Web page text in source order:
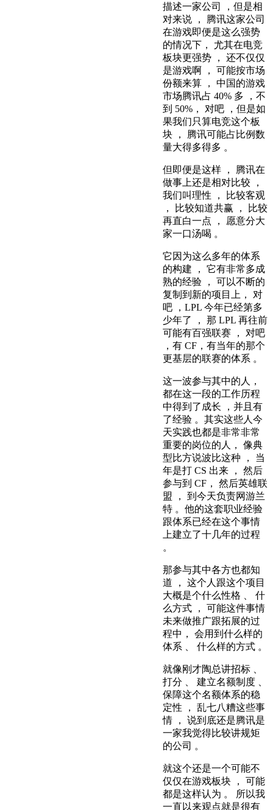
描述一家公司 ，但是相
对来说 ， 腾讯这家公司
在游戏即便是这么强势
的情况下， 尤其在电竞
板块更强势 ， 还不仅仅
是游戏啊 ， 可能按市场
份额来算 ， 中国的游戏
市场腾讯占 40% 多 ，不
到 50%， 对吧 ，但是如
果我们只算电竞这个板
块 ， 腾讯可能占比例数
量大得多得多 。
但即便是这样 ， 腾讯在
做事上还是相对比较 ，
我们叫理性 ， 比较客观
， 比较知道共赢 ， 比较
再直白一点 ， 愿意分大
家一口汤喝 。
它因为这么多年的体系
的构建 ， 它有非常多成
熟的经验 ， 可以不断的
复制到新的项目上， 对
吧 ，LPL 今年已经第多
少年了 ， 那 LPL 再往前
可能有百强联赛 ， 对吧
，有 CF，有当年的那个
更基层的联赛的体系 。
这一波参与其中的人，
都在这一段的工作历程
中得到了成长 ，并且有
了经验 。其实这些人今
天实践也都是非常非常
重要的岗位的人， 像典
型比方说波比这种 ， 当
年是打 CS 出来 ， 然后
参与到 CF， 然后英雄联
盟 ， 到今天负责网游兰
特 。他的这套职业经验
跟体系已经在这个事情
上建立了十几年的过程
。
那参与其中各方也都知
道 ， 这个人跟这个项目
大概是个什么性格 、 什
么方式 ， 可能这件事情
未来做推广跟拓展的过
程中， 会用到什么样的
体系 、 什么样的方式 。
就像刚才陶总讲招标 、
打分 、 建立名额制度 、
保障这个名额体系的稳
定性 ， 乱七八糟这些事
情 ， 说到底还是腾讯是
一家我觉得比较讲规矩
的公司 。
就这个还是一个可能不
仅仅在游戏板块 ， 可能
都是这样认为 。 所以我
一直以来观点就是很有